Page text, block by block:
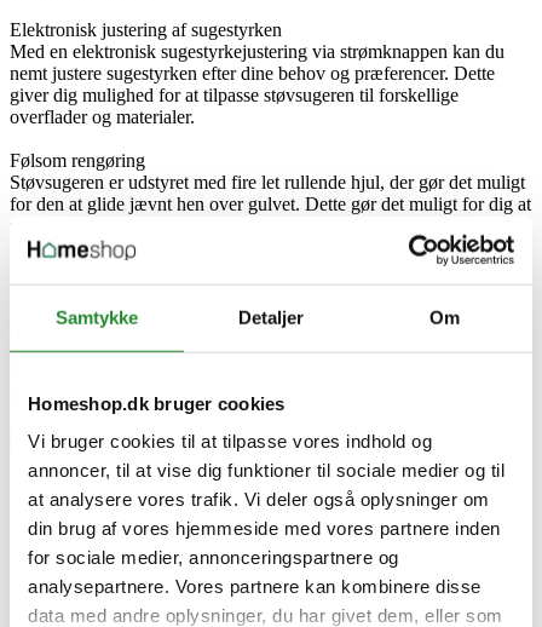
Samtykke Detaljer Om
Homeshop.dk bruger cookies
Vi bruger cookies til at tilpasse vores indhold og
annoncer, til at vise dig funktioner til sociale medier og til
at analysere vores trafik. Vi deler også oplysninger om
din brug af vores hjemmeside med vores partnere inden
for sociale medier, annonceringspartnere og
analysepartnere. Vores partnere kan kombinere disse
data med andre oplysninger, du har givet dem, eller som
Elektronisk justering af sugestyrken
Med en elektronisk sugestyrkejustering via strømknappen kan du
nemt justere sugestyrken efter dine behov og præferencer. Dette
giver dig mulighed for at tilpasse støvsugeren til forskellige
overflader og materialer.
Følsom rengøring
Støvsugeren er udstyret med fire let rullende hjul, der gør det muligt
for den at glide jævnt hen over gulvet. Dette gør det muligt for dig at
manøvrere støvsugeren nemt rundt om møbler og andre
forhindringer.
Praktisk opbevaring
Støvsugeren har automatisk afvikling af ledningen, hvilket sparer tid
og kræfter, når du er færdig med at støvsuge. Desuden kan
støvsugeren nemt og sikkert opbevares ved hjælp af
nemmere at opbevare.
Produktinformation
Produkttype
Støvsuger
Farve
Sort
Lydtryksniveau